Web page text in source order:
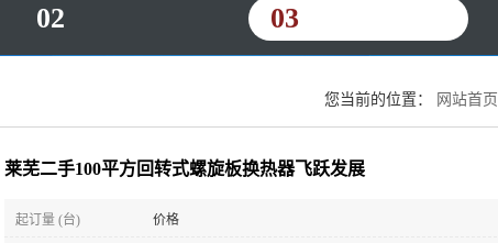
02 03
您当前的位置： 网站首页
莱芜二手100平方回转式螺旋板换热器飞跃发展
起订量 (台) 价格